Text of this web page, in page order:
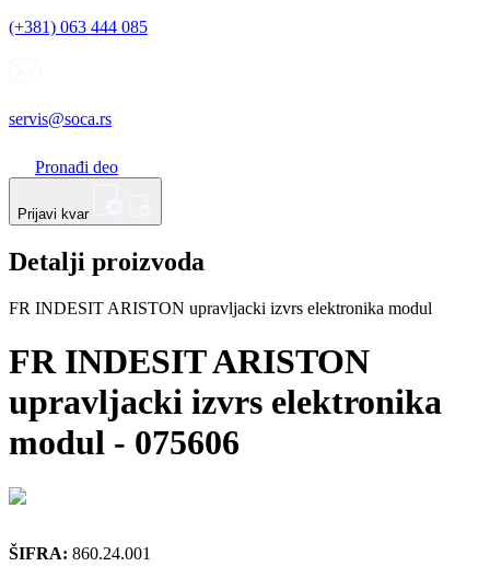
(+381) 063 444 085
servis@soca.rs
Pronađi deo
Prijavi kvar
Detalji proizvoda
FR INDESIT ARISTON upravljacki izvrs elektronika modul
FR INDESIT ARISTON
upravljacki izvrs elektronika
modul - 075606
ŠIFRA: 860.24.001